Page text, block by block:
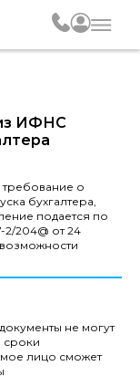
ИФНС
о
бухгалтера,
подается по
204@ от 24
не могут
сроки
лицо сможет